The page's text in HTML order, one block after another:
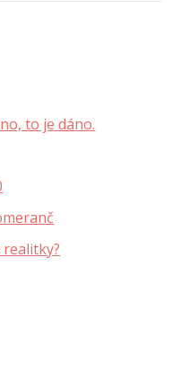
to je dáno.